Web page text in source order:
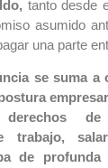
tanto desde
asumido
una parte
se suma a
de
trabajo,
de